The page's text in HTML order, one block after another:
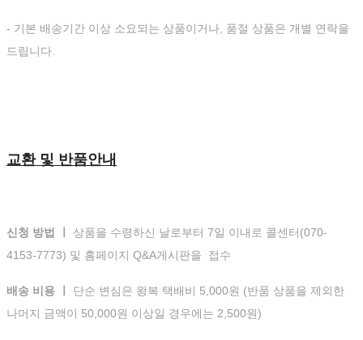
- 기본 배송기간 이상 소요되는 상품이거나, 품절 상품은 개별 연락을
드립니다.
교환 및 반품안내
신청 방법 ㅣ 상품을 수령하신 날로부터 7일 이내로 콜센터(070-
4153-7773) 및 홈페이지 Q&A게시판을 접수
배송 비용 ㅣ
단순 변심은 왕복 택배비 5,000원 (반품 상품을 제외한
나머지 금액이 50,000원 이상일 경우에는 2,500원)